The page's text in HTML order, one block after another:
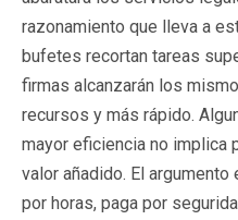
razonamiento que lleva a
bufetes recortan tareas
firmas alcanzarán los
recursos y más rápido.
mayor eficiencia no implica
valor añadido. El
por horas, paga por